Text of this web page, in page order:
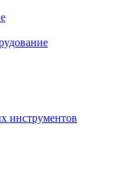
инструментов